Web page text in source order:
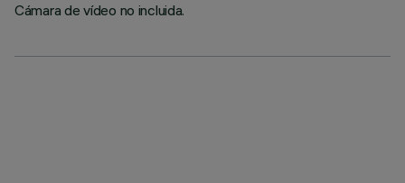
Cámara de vídeo no incluida.